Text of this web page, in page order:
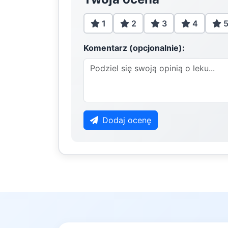
1 2 3 4 5
Komentarz (opcjonalnie):
Dodaj ocenę